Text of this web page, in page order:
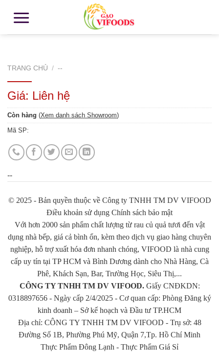
TRANG CHỦ / --
Giá: Liên hệ
Còn hàng (Xem danh sách Showroom)
Mã SP:
--
© 2025 - Bản quyền thuộc về Công ty TNHH TM DV VIFOOD
Điều khoản sử dụng Chính sách bảo mật
Với hơn 2000 sản phẩm chất lượng từ rau củ quả tươi đến vật
dụng nhà bếp, giá cả bình ổn, kèm theo dịch vụ giao hàng chuyên
nghiệp, hỗ trợ xuất hóa đơn nhanh chóng, VIFOOD là nhà cung
cấp uy tín tại TP HCM và Bình Dương dành cho Nhà Hàng, Cà
Phê, Khách Sạn, Bar, Trường Học, Siêu Thị,...
CÔNG TY TNHH TM DV VIFOOD.Giấy CNĐKDN:
0318897656 - Ngày cấp 2/4/2025 - Cơ quan cấp: Phòng Đăng ký
kinh doanh – Sở kế hoạch và Đầu tư TP.HCM
Địa chỉ: CÔNG TY TNHH TM DV VIFOOD - Trụ sở: 48
Đường Số 1B, Phường Phú Mỹ, Quận 7,Tp. Hồ Chí Minh
Thực Phẩm Đông Lạnh - Thực Phẩm Giá Sỉ